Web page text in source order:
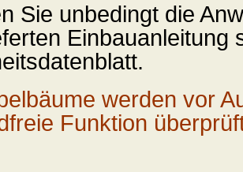
Sie unbedingt die
Einbauanleitung
werden vor
Funktion